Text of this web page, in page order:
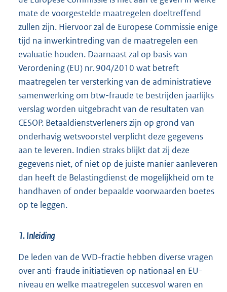
mate de voorgestelde maatregelen doeltreffend
zullen zijn. Hiervoor zal de Europese Commissie enige
tijd na inwerkintreding van de maatregelen een
evaluatie houden. Daarnaast zal op basis van
Verordening (EU) nr. 904/2010 wat betreft
maatregelen ter versterking van de administratieve
samenwerking om btw-fraude te bestrijden jaarlijks
verslag worden uitgebracht van de resultaten van
CESOP. Betaaldienstverleners zijn op grond van
onderhavig wetsvoorstel verplicht deze gegevens
aan te leveren. Indien straks blijkt dat zij deze
gegevens niet, of niet op de juiste manier aanleveren
dan heeft de Belastingdienst de mogelijkheid om te
handhaven of onder bepaalde voorwaarden boetes
op te leggen.
1. Inleiding
De leden van de VVD-fractie hebben diverse vragen
over anti-fraude initiatieven op nationaal en EU-
niveau en welke maatregelen succesvol waren en